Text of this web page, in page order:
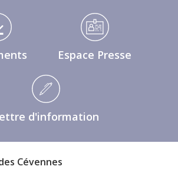
Espace Presse
d'information
Cévennes